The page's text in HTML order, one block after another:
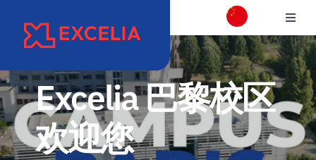
切
换
导
航
校区介绍
学院
Excelia 巴黎校区
欢迎您